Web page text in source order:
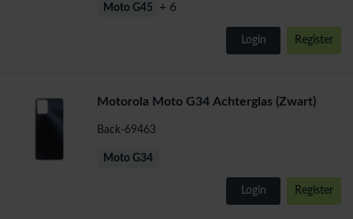
Moto G45 + 6
Login Register
Motorola Moto G34 Achterglas (Zwart)
Back-69463
Moto G34
Login Register